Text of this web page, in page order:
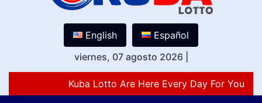
English
Español
viernes, 07 agosto 2026
Kuba Lotto Are Here Every Day For You